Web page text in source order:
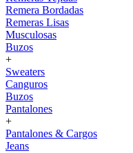
Remera Bordadas
Remeras Lisas
Musculosas
Buzos
+
Sweaters
Canguros
Buzos
Pantalones
+
Pantalones & Cargos
Jeans